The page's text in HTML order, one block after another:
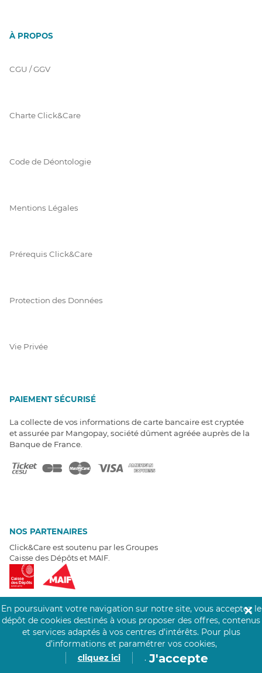
À PROPOS
CGU / GGV
Charte Click&Care
Code de Déontologie
Mentions Légales
Prérequis Click&Care
Protection des Données
Vie Privée
PAIEMENT SÉCURISÉ
La collecte de vos informations de carte bancaire est cryptée
et assurée par Mangopay, société dûment agréée auprès de la
Banque de France.
NOS PARTENAIRES
Click&Care est soutenu par les Groupes
Caisse des Dépôts et MAIF.
EXPERTS À VOTRE ÉCOUTE
Un besoin de recrutement ? Click&Care vous accompagne par
Être rappelé aujourd'hui
En poursuivant votre navigation sur notre site, vous acceptez le
dépôt de cookies destinés à vous proposer des offres, contenus
et services adaptés à vos centres d’intérêts. Pour plus
d’informations et paramétrer vos cookies,
cliquez ici
. J'accepte
✕